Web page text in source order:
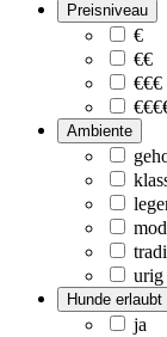
Preisniveau
€
€€
€€€
Ambiente
urig
Hunde erlaubt
ja